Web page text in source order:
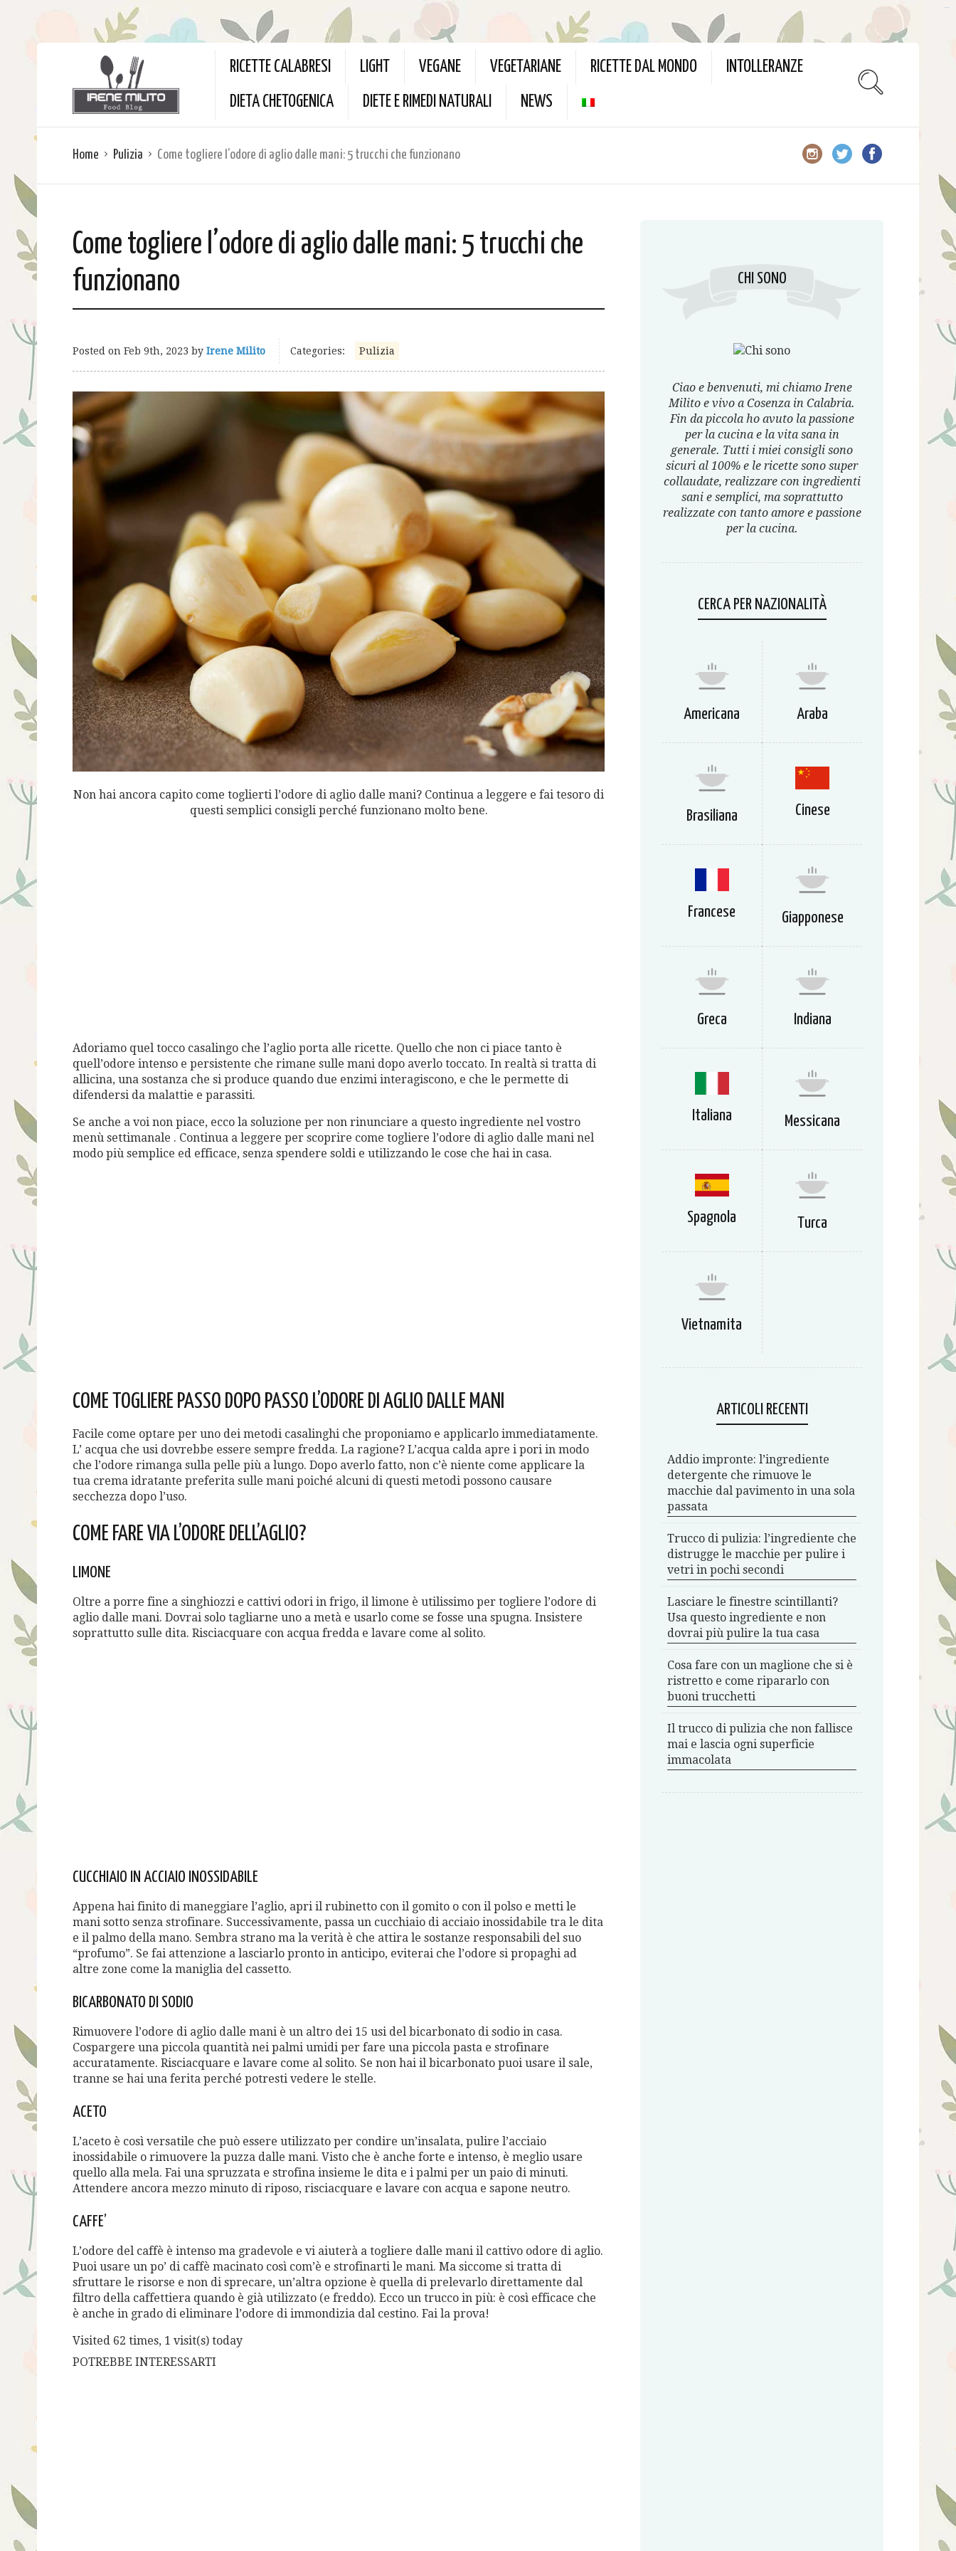
RICETTE CALABRESI LIGHT VEGANE VEGETARIANE RICETTE DAL MONDO INTOLLERANZE
DIETA CHETOGENICA DIETE E RIMEDI NATURALI NEWS
Home Pulizia Come togliere l’odore di aglio dalle mani: 5 trucchi che funzionano
Come togliere l’odore di aglio dalle mani: 5 trucchi che
funzionano
Posted on Feb 9th, 2023 by Irene Milito Categories: Pulizia
Non hai ancora capito come toglierti l’odore di aglio dalle mani? Continua a leggere e fai tesoro di
questi semplici consigli perché funzionano molto bene.
Adoriamo quel tocco casalingo che l’aglio porta alle ricette. Quello che non ci piace tanto è
quell’odore intenso e persistente che rimane sulle mani dopo averlo toccato. In realtà si tratta di
allicina, una sostanza che si produce quando due enzimi interagiscono, e che le permette di
difendersi da malattie e parassiti.
Se anche a voi non piace, ecco la soluzione per non rinunciare a questo ingrediente nel vostro
menù settimanale . Continua a leggere per scoprire come togliere l’odore di aglio dalle mani nel
modo più semplice ed efficace, senza spendere soldi e utilizzando le cose che hai in casa.
COME TOGLIERE PASSO DOPO PASSO L’ODORE DI AGLIO DALLE MANI
Facile come optare per uno dei metodi casalinghi che proponiamo e applicarlo immediatamente.
L’ acqua che usi dovrebbe essere sempre fredda. La ragione? L’acqua calda apre i pori in modo
che l’odore rimanga sulla pelle più a lungo. Dopo averlo fatto, non c’è niente come applicare la
tua crema idratante preferita sulle mani poiché alcuni di questi metodi possono causare
secchezza dopo l’uso.
COME FARE VIA L’ODORE DELL’AGLIO?
LIMONE
Oltre a porre fine a singhiozzi e cattivi odori in frigo, il limone è utilissimo per togliere l’odore di
aglio dalle mani. Dovrai solo tagliarne uno a metà e usarlo come se fosse una spugna. Insistere
soprattutto sulle dita. Risciacquare con acqua fredda e lavare come al solito.
CUCCHIAIO IN ACCIAIO INOSSIDABILE
Appena hai finito di maneggiare l’aglio, apri il rubinetto con il gomito o con il polso e metti le
mani sotto senza strofinare. Successivamente, passa un cucchiaio di acciaio inossidabile tra le dita
e il palmo della mano. Sembra strano ma la verità è che attira le sostanze responsabili del suo
“profumo”. Se fai attenzione a lasciarlo pronto in anticipo, eviterai che l’odore si propaghi ad
altre zone come la maniglia del cassetto.
BICARBONATO DI SODIO
Rimuovere l’odore di aglio dalle mani è un altro dei 15 usi del bicarbonato di sodio in casa.
Cospargere una piccola quantità nei palmi umidi per fare una piccola pasta e strofinare
accuratamente. Risciacquare e lavare come al solito. Se non hai il bicarbonato puoi usare il sale,
tranne se hai una ferita perché potresti vedere le stelle.
ACETO
L’aceto è così versatile che può essere utilizzato per condire un’insalata, pulire l’acciaio
inossidabile o rimuovere la puzza dalle mani. Visto che è anche forte e intenso, è meglio usare
quello alla mela. Fai una spruzzata e strofina insieme le dita e i palmi per un paio di minuti.
Attendere ancora mezzo minuto di riposo, risciacquare e lavare con acqua e sapone neutro.
CAFFE’
L’odore del caffè è intenso ma gradevole e vi aiuterà a togliere dalle mani il cattivo odore di aglio.
Puoi usare un po’ di caffè macinato così com’è e strofinarti le mani. Ma siccome si tratta di
sfruttare le risorse e non di sprecare, un’altra opzione è quella di prelevarlo direttamente dal
filtro della caffettiera quando è già utilizzato (e freddo). Ecco un trucco in più: è così efficace che
è anche in grado di eliminare l’odore di immondizia dal cestino. Fai la prova!
Visited 62 times, 1 visit(s) today
POTREBBE INTERESSARTI
CHI SONO
Ciao e benvenuti, mi chiamo Irene
Milito e vivo a Cosenza in Calabria.
Fin da piccola ho avuto la passione
per la cucina e la vita sana in
generale. Tutti i miei consigli sono
sicuri al 100% e le ricette sono super
collaudate, realizzare con ingredienti
sani e semplici, ma soprattutto
realizzate con tanto amore e passione
per la cucina.
CERCA PER NAZIONALITÀ
Americana Araba
Brasiliana Cinese
Francese Giapponese
Greca Indiana
Italiana Messicana
Spagnola Turca
Vietnamita
ARTICOLI RECENTI
Addio impronte: l’ingrediente
detergente che rimuove le
macchie dal pavimento in una sola
passata
Trucco di pulizia: l’ingrediente che
distrugge le macchie per pulire i
vetri in pochi secondi
Lasciare le finestre scintillanti?
Usa questo ingrediente e non
dovrai più pulire la tua casa
Cosa fare con un maglione che si è
ristretto e come ripararlo con
buoni trucchetti
Il trucco di pulizia che non fallisce
mai e lascia ogni superficie
immacolata